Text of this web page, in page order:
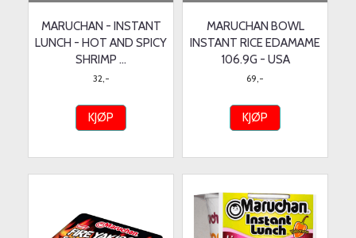
MARUCHAN - INSTANT
LUNCH - HOT AND SPICY
SHRIMP ...
32,-
KJØP
MARUCHAN BOWL
INSTANT RICE EDAMAME
106.9G - USA
69,-
KJØP